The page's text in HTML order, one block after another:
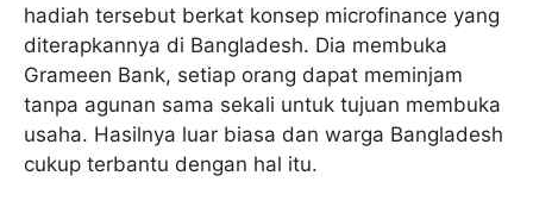
hadiah tersebut berkat konsep microfinance yang
diterapkannya di Bangladesh. Dia membuka
Grameen Bank, setiap orang dapat meminjam
tanpa agunan sama sekali untuk tujuan membuka
usaha. Hasilnya luar biasa dan warga Bangladesh
cukup terbantu dengan hal itu.